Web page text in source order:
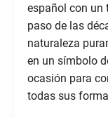
español con un
paso de las
naturaleza
en un símbolo
ocasión para
todas sus